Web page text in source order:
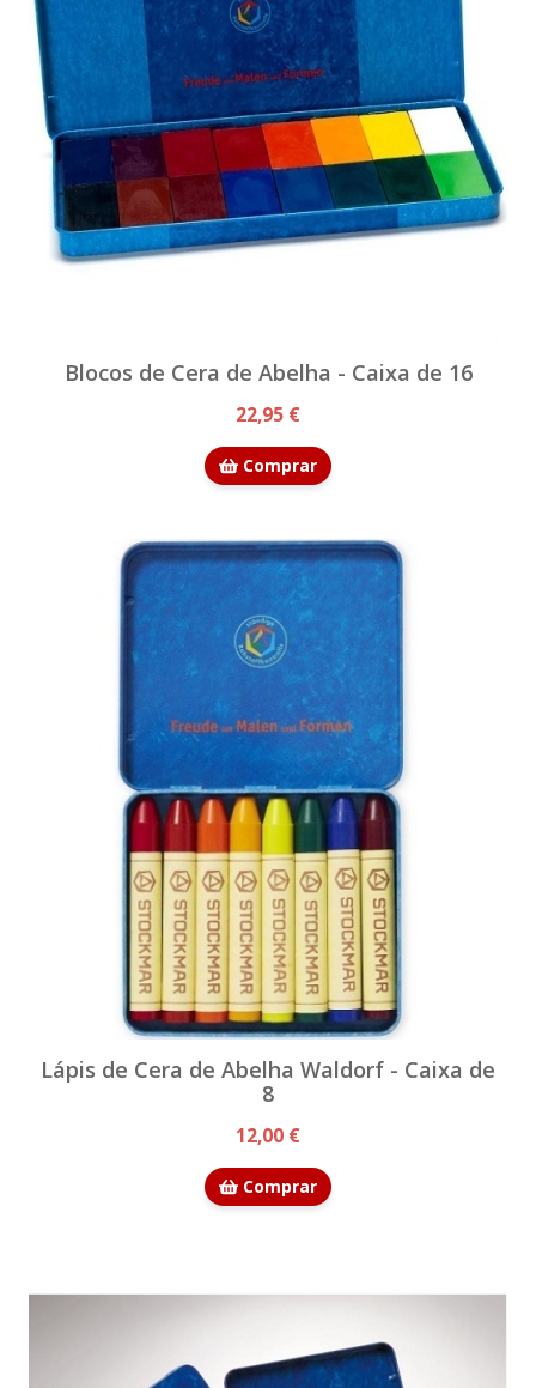
Blocos de Cera de Abelha - Caixa de 16
22,95 €
Comprar
Lápis de Cera de Abelha Waldorf - Caixa de
8
12,00 €
Comprar